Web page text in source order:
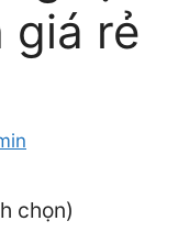
giá rẻ
chọn)